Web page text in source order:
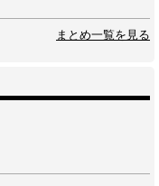
まとめ一覧を見る